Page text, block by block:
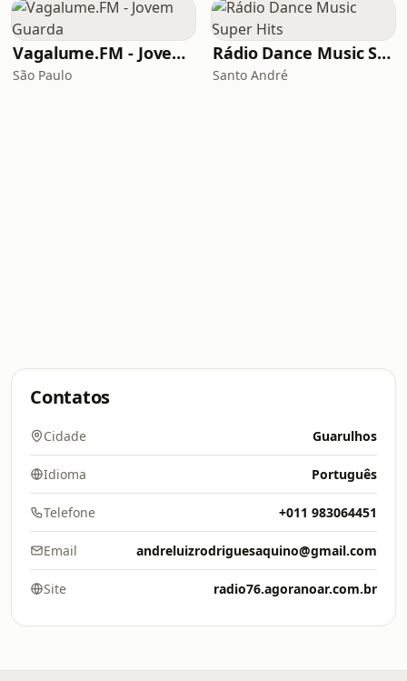
Vagalume.FM - Jovem Guarda
São Paulo
Rádio Dance Music Super Hits
Santo André
Contatos
Cidade Guarulhos
Idioma Português
Telefone +011 983064451
Email andreluizrodriguesaquino@gmail.com
Site radio76.agoranoar.com.br